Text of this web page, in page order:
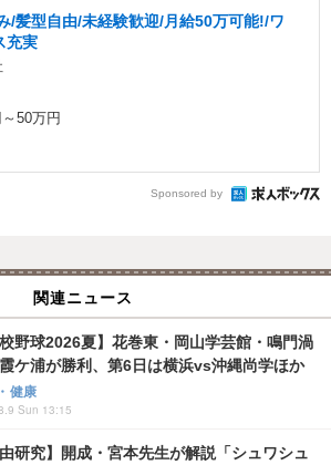
/髪型自由/未経験歓迎/月給50万可能!/ワ
充実
50万円
Sponsored by
関連ニュース
校野球2026夏】花巻東・岡山学芸館・鳴門渦
ケ浦が勝利、第6日は横浜vs沖縄尚学ほか
健康
Sun 13:15
由研究】開成・宮本先生が解説「シュワシュ